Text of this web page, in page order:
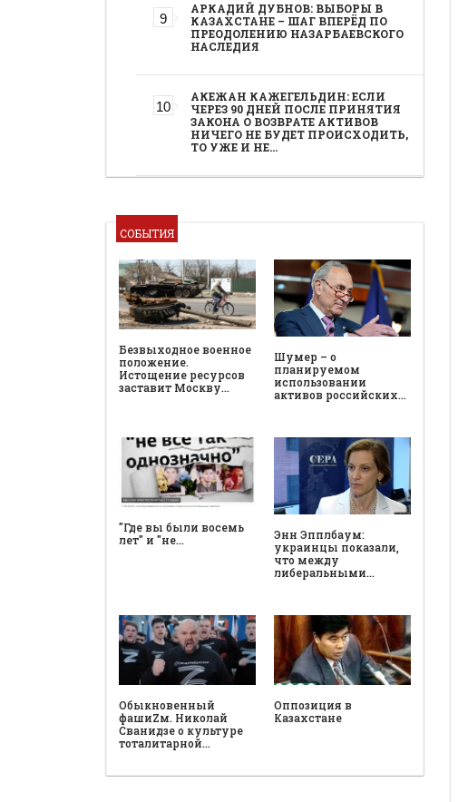
АРКАДИЙ ДУБНОВ: ВЫБОРЫ В
КАЗАХСТАНЕ – ШАГ ВПЕРЁД ПО
ПРЕОДОЛЕНИЮ НАЗАРБАЕВСКОГО
НАСЛЕДИЯ
АКЕЖАН КАЖЕГЕЛЬДИН: ЕСЛИ
ЧЕРЕЗ 90 ДНЕЙ ПОСЛЕ ПРИНЯТИЯ
ЗАКОНА О ВОЗВРАТЕ АКТИВОВ
НИЧЕГО НЕ БУДЕТ ПРОИСХОДИТЬ,
ТО УЖЕ И НЕ…
СОБЫТИЯ
Безвыходное военное
положение.
Истощение ресурсов
заставит Москву…
Шумер – о
планируемом
использовании
активов российских…
"Где вы были восемь
лет" и "не…
Энн Эпплбаум:
украинцы показали,
что между
либеральными…
Обыкновенный
фашиZм. Николай
Сванидзе о культуре
тоталитарной…
Оппозиция в
Казахстане